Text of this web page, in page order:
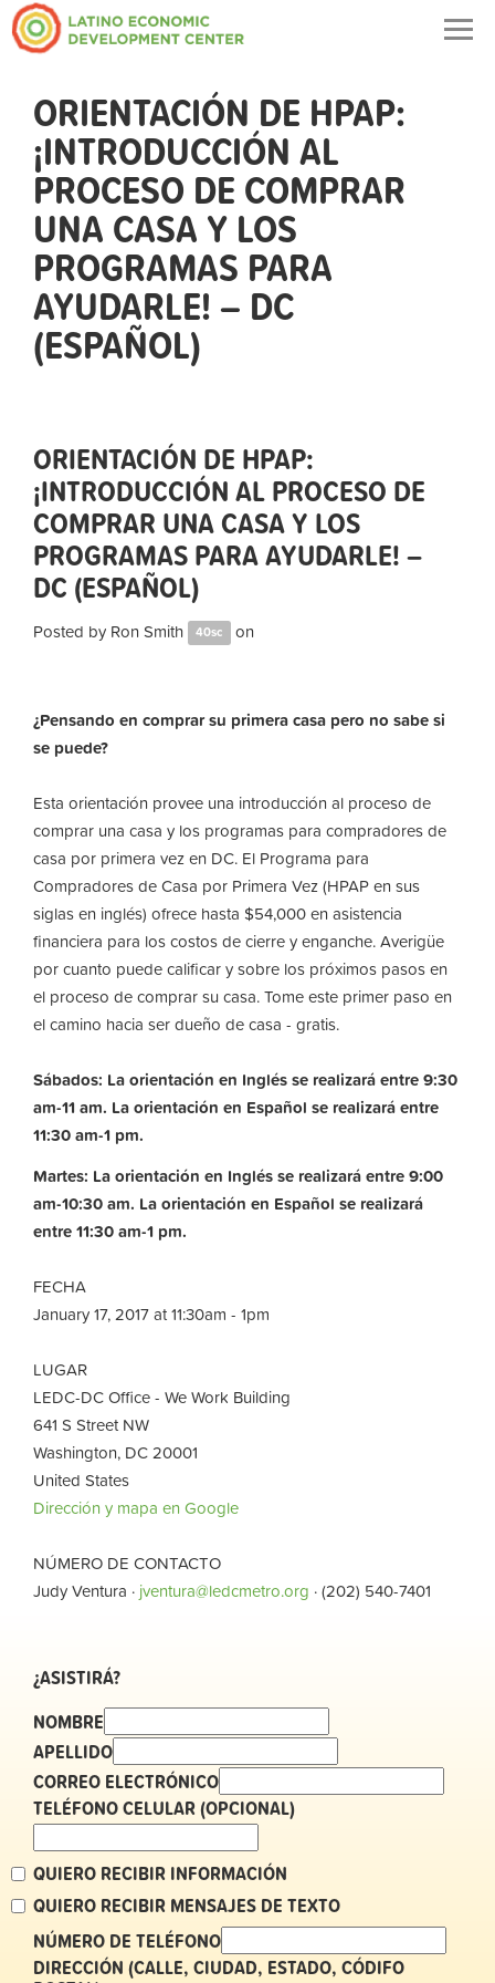
ORIENTACIÓN DE HPAP:
¡INTRODUCCIÓN AL
PROCESO DE COMPRAR
UNA CASA Y LOS
PROGRAMAS PARA
AYUDARLE! – DC
(ESPAÑOL)
ORIENTACIÓN DE HPAP:
¡INTRODUCCIÓN AL PROCESO DE
COMPRAR UNA CASA Y LOS
PROGRAMAS PARA AYUDARLE! –
DC (ESPAÑOL)
Posted by Ron Smith 40sc on
¿Pensando en comprar su primera casa pero no sabe si
se puede?
Esta orientación provee una introducción al proceso de
comprar una casa y los programas para compradores de
casa por primera vez en DC. El Programa para
Compradores de Casa por Primera Vez (HPAP en sus
siglas en inglés) ofrece hasta $54,000 en asistencia
financiera para los costos de cierre y enganche. Averigüe
por cuanto puede calificar y sobre los próximos pasos en
el proceso de comprar su casa. Tome este primer paso en
el camino hacia ser dueño de casa - gratis.
Sábados: La orientación en Inglés se realizará entre 9:30
am-11 am. La orientación en Español se realizará entre
11:30 am-1 pm.
Martes: La orientación en Inglés se realizará entre 9:00
am-10:30 am. La orientación en Español se realizará
entre 11:30 am-1 pm.
FECHA
January 17, 2017 at 11:30am - 1pm
LUGAR
LEDC-DC Office - We Work Building
641 S Street NW
Washington, DC 20001
United States
Dirección y mapa en Google
NÚMERO DE CONTACTO
Judy Ventura · jventura@ledcmetro.org · (202) 540-7401
¿ASISTIRÁ?
NOMBRE
APELLIDO
CORREO ELECTRÓNICO
TELÉFONO CELULAR (OPCIONAL)
QUIERO RECIBIR INFORMACIÓN
QUIERO RECIBIR MENSAJES DE TEXTO
NÚMERO DE TELÉFONO
DIRECCIÓN (CALLE, CIUDAD, ESTADO, CÓDIFO